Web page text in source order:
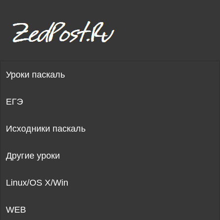
Уроки паскаль
ЕГЭ
Исходники паскаль
Другие уроки
Linux/OS X/Win
WEB